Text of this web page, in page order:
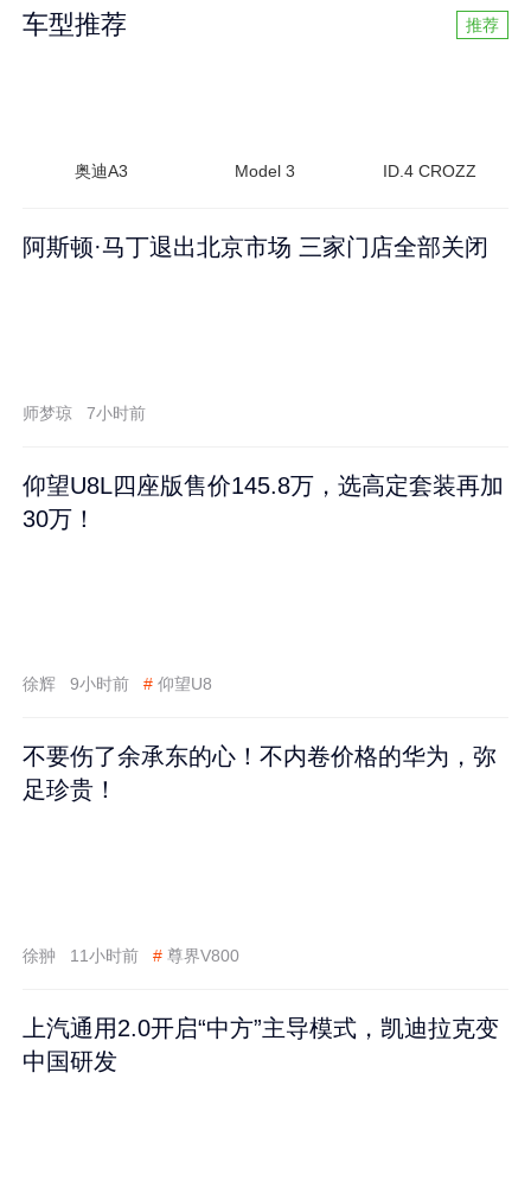
车型推荐 推荐
奥迪A3 Model 3 ID.4 CROZZ
阿斯顿·马丁退出北京市场 三家门店全部关闭
师梦琼 7小时前
仰望U8L四座版售价145.8万，选高定套装再加
30万！
徐辉 9小时前 # 仰望U8
不要伤了余承东的心！不内卷价格的华为，弥
足珍贵！
徐翀 11小时前 # 尊界V800
上汽通用2.0开启“中方”主导模式，凯迪拉克变
中国研发